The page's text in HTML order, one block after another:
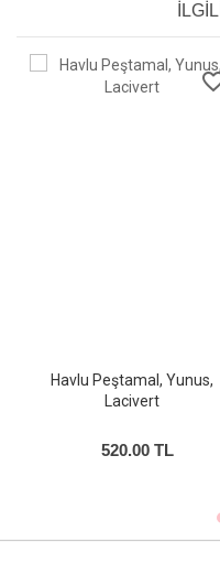
Havlu Peştamal, Yunus,
Lacivert
520.00 TL